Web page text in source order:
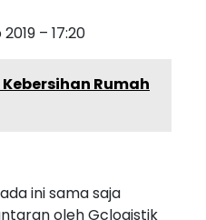
– 17:20
Rumah
ini sama saja
oleh Gclogistik